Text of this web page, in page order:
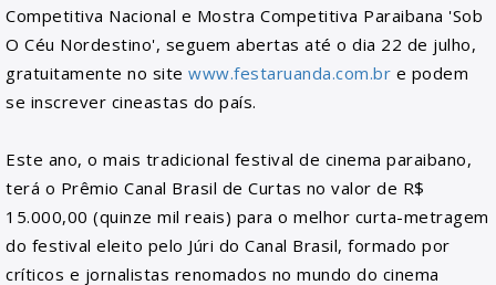
Competitiva Nacional e Mostra Competitiva Paraibana 'Sob
O Céu Nordestino', seguem abertas até o dia 22 de julho,
gratuitamente no site www.festaruanda.com.br e podem
se inscrever cineastas do país.
Este ano, o mais tradicional festival de cinema paraibano,
terá o Prêmio Canal Brasil de Curtas no valor de R$
15.000,00 (quinze mil reais) para o melhor curta-metragem
do festival eleito pelo Júri do Canal Brasil, formado por
críticos e jornalistas renomados no mundo do cinema